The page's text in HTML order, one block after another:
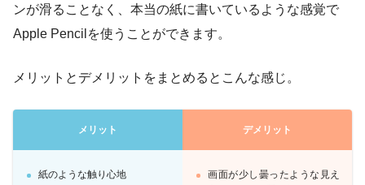
ンが滑ることなく、本当の紙に書いているような感覚で
Apple Pencilを使うことができます。
メリットとデメリットをまとめるとこんな感じ。
メリット
紙のような触り心地
デメリット
画面が少し曇ったような見え